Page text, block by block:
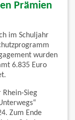
Prämien
im Schuljahr
wurden
6.835 Euro
Sieg
Zum Ende